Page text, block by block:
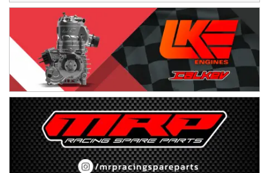
Villaguay (Entre Ríos)
VICTORIENSE - F7
El Cerro (Tierra)
Victoria (Entre Ríos)
PATAGONICO - F6
Moto Club Reginense (Tierra)
Gral. E. Godoy (Río Negro)
CSK - F7
Juventud Unida (Tierra)
Humboldt (Santa Fe)
NORESTE SANTAFESINO - F6